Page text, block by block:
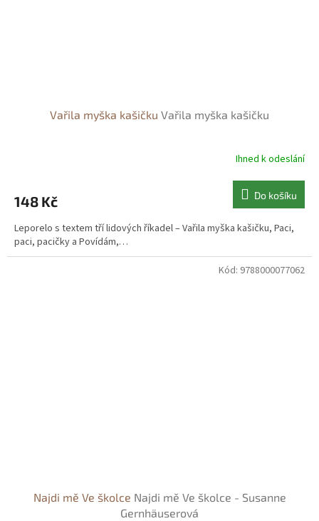
Vařila myška kašičku Vařila myška kašičku
Ihned k odeslání
148 Kč Do košíku
Leporelo s textem tří lidových říkadel – Vařila myška kašičku, Paci,
paci, pacičky a Povídám,…
Najdi mě Ve školce Najdi mě Ve školce - Susanne
Gernhäuserová
Kód: 9788000077062